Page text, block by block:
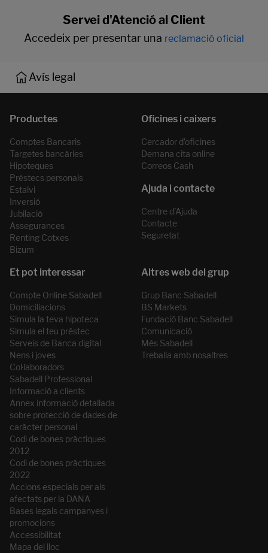
Servei d'Atenció al Client
Accedeix per presentar una reclamació oficial
Avís legal
Comptes Bancaris
Targetes bancàries
Hipoteques
Préstecs personals
Estalvi
Inversió
Jubilació
Assegurances
Renting Cotxes
Bizum
Cercador d’oficines
Demana cita online
Correos Cash
Centre d’Ajuda
Contacte
Seguretat
Compte Online Sabadell
Domiciliacions
Simula la teva hipoteca
Simula el teu préstec
Serveis de Banca digital
Nens i joves
Col·laboradors
Sabadell Professional
Informació a clients
Annex informació detallada
sobre protecció de dades de
caràcter personal
Codi de bones pràctiques
2012
Codi de bones pràctiques
2022
Accions especials per als
afectats per la DANA
Bases legals campanyes i
promocions
Accessibilitat
Mapa del lloc
Grup Banc Sabadell
BS Markets
Fundació Banc Sabadell
Comunicació
Més Sabadell
Treballa amb nosaltres